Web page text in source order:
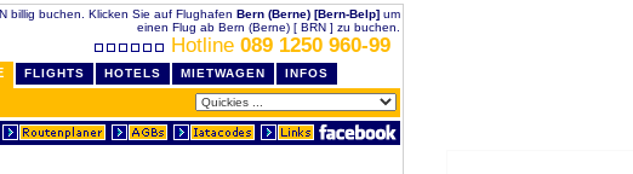
billig buchen. Klicken Sie auf Flughafen Bern (Berne) [Bern-Belp] um
einen Flug ab Bern (Berne) [ BRN ] zu buchen.
Hotline 089 1250 960-99
FLIGHTS HOTELS MIETWAGEN INFOS